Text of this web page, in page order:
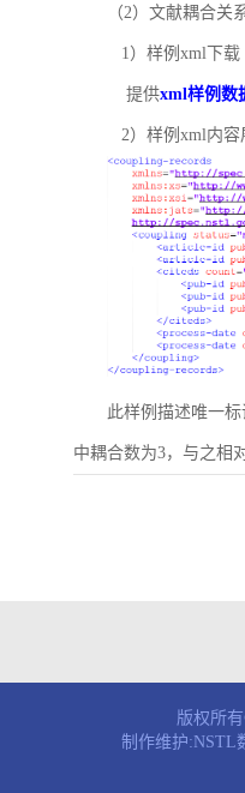
（2）文献耦合关
1）样例xml下载
提供xml样例数
2）样例xml内容
此样例描述唯一标
中耦合数为3，与之相
版权所
制作维护:NSTL